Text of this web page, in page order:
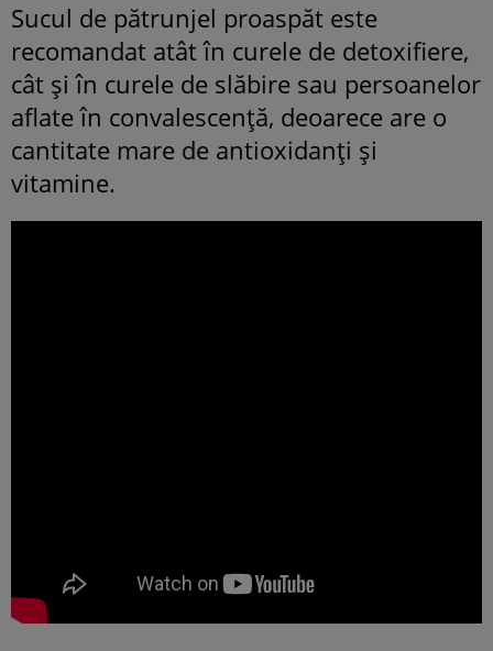
Sucul de pătrunjel proaspăt este
recomandat atât în curele de detoxifiere,
cât și în curele de slăbire sau persoanelor
aflate în convalescență, deoarece are o
cantitate mare de antioxidanți și
vitamine.